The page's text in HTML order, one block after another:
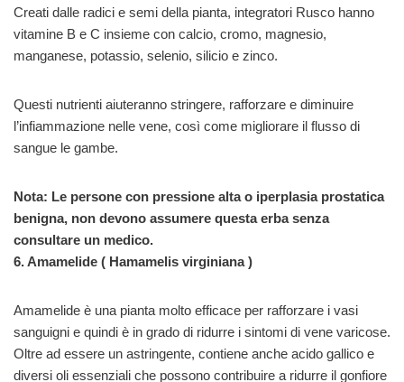
Creati dalle radici e semi della pianta, integratori Rusco hanno
vitamine B e C insieme con calcio, cromo, magnesio,
manganese, potassio, selenio, silicio e zinco.
Questi nutrienti aiuteranno stringere, rafforzare e diminuire
l’infiammazione nelle vene, così come migliorare il flusso di
sangue le gambe.
Nota: Le persone con pressione alta o iperplasia prostatica
benigna, non devono assumere questa erba senza
consultare un medico.
6. Amamelide ( Hamamelis virginiana)
Amamelide è una pianta molto efficace per rafforzare i vasi
sanguigni e quindi è in grado di ridurre i sintomi di vene varicose.
Oltre ad essere un astringente, contiene anche acido gallico e
diversi oli essenziali che possono contribuire a ridurre il gonfiore